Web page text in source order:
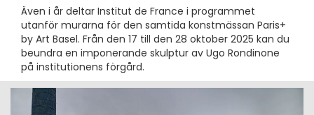
Även i år deltar Institut de France i programmet
utanför murarna för den samtida konstmässan Paris+
by Art Basel. Från den 17 till den 28 oktober 2025 kan du
beundra en imponerande skulptur av Ugo Rondinone
på institutionens förgård.